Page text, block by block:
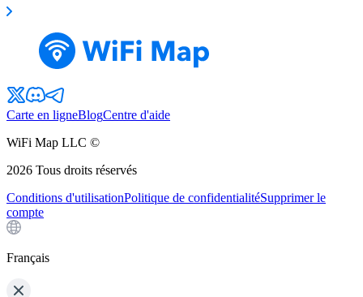
Carte en ligneBlogCentre d'aide
WiFi Map LLC ©
2026 Tous droits réservés
Conditions d'utilisationPolitique de confidentialitéSupprimer le
compte
Français